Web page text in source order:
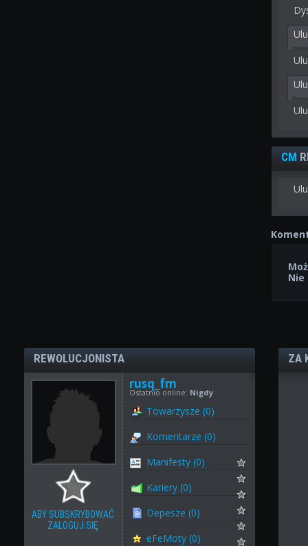
CM
REWOLUCJONISTA
ABY SUBSKRYBOWAĆ
ZALOGUJ SIĘ
rusq_fm
Ostatnio online: Nigdy
Towarzysze (0)
Komentarze (0)
Manifesty (0)
Kariery (0)
Depesze (0)
eFeMoty (0)
ZA